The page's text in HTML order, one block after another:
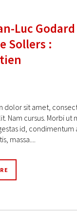
Luc
Sollers :
dolor sit amet,
Nam cursus. Morbi ut
id, condimentum
massa....